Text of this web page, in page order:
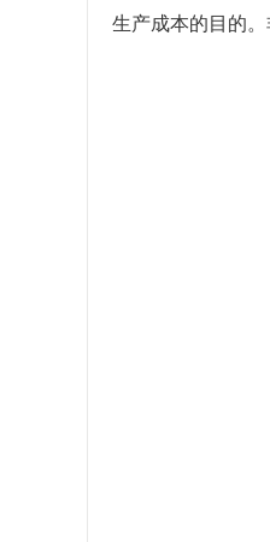
生产成本的目的